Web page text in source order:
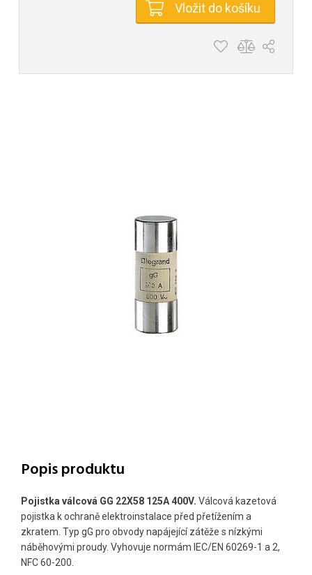
Vložit do košíku
Popis produktu
Pojistka válcová GG 22X58 125A 400V. Válcová kazetová
pojistka k ochraně elektroinstalace před přetížením a
zkratem. Typ gG pro obvody napájející zátěže s nízkými
náběhovými proudy. Vyhovuje normám IEC/EN 60269-1 a 2,
NFC 60-200.